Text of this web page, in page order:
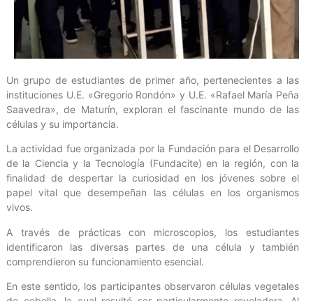
Un grupo de estudiantes de primer año, pertenecientes a las
instituciones U.E. «Gregorio Rondón» y U.E. «Rafael María Peña
Saavedra», de Maturín, exploran el fascinante mundo de las
células y su importancia.
La actividad fue organizada por la Fundación para el Desarrollo
de la Ciencia y la Tecnología (Fundacite) en la región, con la
finalidad de despertar la curiosidad en los jóvenes sobre el
papel vital que desempeñan las células en los organismos
vivos.
A través de prácticas con microscopios, los estudiantes
identificaron las diversas partes de una célula y también
comprendieron su funcionamiento esencial.
En este sentido, los participantes observaron células vegetales